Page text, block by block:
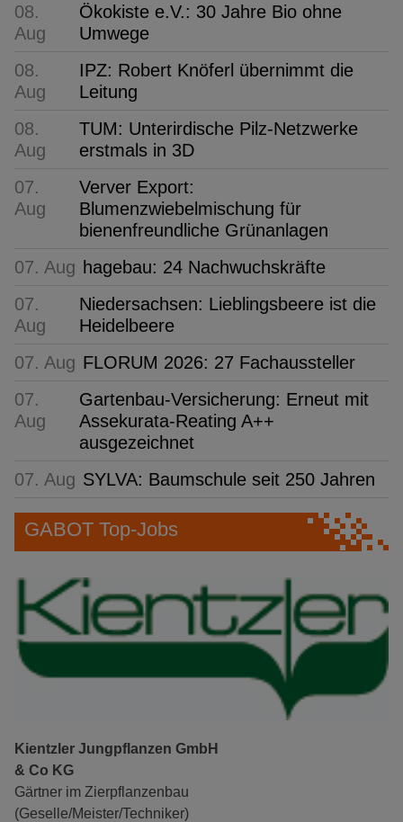
08.
Aug
Ökokiste e.V.: 30 Jahre Bio ohne
Umwege
08.
Aug
IPZ: Robert Knöferl übernimmt die
Leitung
08.
Aug
TUM: Unterirdische Pilz-Netzwerke
erstmals in 3D
07.
Aug
Verver Export:
Blumenzwiebelmischung für
bienenfreundliche Grünanlagen
07. Aug hagebau: 24 Nachwuchskräfte
07.
Aug
Niedersachsen: Lieblingsbeere ist die
Heidelbeere
07. Aug FLORUM 2026: 27 Fachaussteller
07.
Aug
Gartenbau-Versicherung: Erneut mit
Assekurata-Reating A++
ausgezeichnet
07. Aug SYLVA: Baumschule seit 250 Jahren
GABOT Top-Jobs
Kientzler Jungpflanzen GmbH
& Co KG
Gärtner im Zierpflanzenbau
(Geselle/Meister/Techniker)